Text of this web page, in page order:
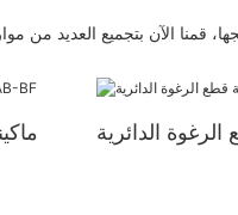
قمنا الآن بتجميع العديد من
الرغوة الدائرية